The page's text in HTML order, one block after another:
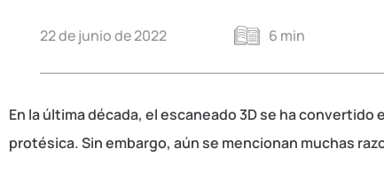
22 de junio de 2022 6 min
En la última década, el escaneado 3D se ha
protésica. Sin embargo, aún se mencionan muchas